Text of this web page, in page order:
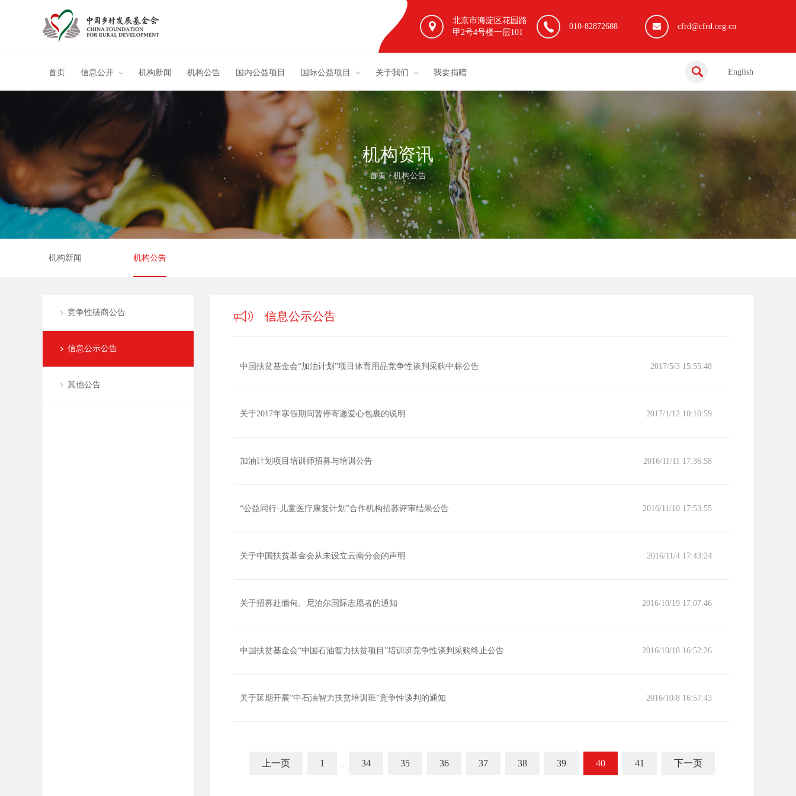
北京市海淀区花园路
甲2号4号楼一层101
010-82872688 cfrd@cfrd.org.cn
首页 信息公开 机构新闻 机构公告 国内公益项目 国际公益项目 关于我们 我要捐赠 English
机构资讯
首页/机构公告
机构新闻 机构公告
竞争性磋商公告
信息公示公告
其他公告
信息公示公告
中国扶贫基金会“加油计划”项目体育用品竞争性谈判采购中标公告 2017/5/3 15:55:48
关于2017年寒假期间暂停寄递爱心包裹的说明 2017/1/12 10:10:59
加油计划项目培训师招募与培训公告 2016/11/11 17:36:58
“公益同行·儿童医疗康复计划”合作机构招募评审结果公告 2016/11/10 17:53:55
关于中国扶贫基金会从未设立云南分会的声明 2016/11/4 17:43:24
关于招募赴缅甸、尼泊尔国际志愿者的通知 2016/10/19 17:07:46
中国扶贫基金会“中国石油智力扶贫项目”培训班竞争性谈判采购终止公告 2016/10/18 16:52:26
关于延期开展“中石油智力扶贫培训班”竞争性谈判的通知 2016/10/8 16:57:43
上一页 1 ... 34 35 36 37 38 39 40 41 下一页